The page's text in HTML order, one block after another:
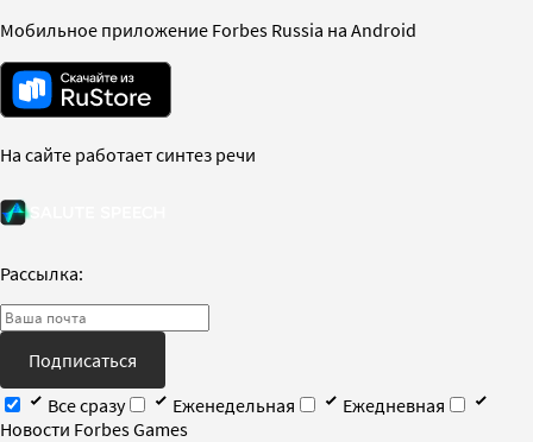
Мобильное приложение Forbes Russia на Android
На сайте работает синтез речи
Рассылка:
Подписаться
Все сразу
Еженедельная
Ежедневная
Новости Forbes Games